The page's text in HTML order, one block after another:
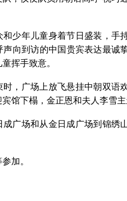
年儿童身着节日盛装，手
向到访的中国贵宾表达最诚
挥手致意。
广场上放飞悬挂中朝双语
馆下榻，金正恩和夫人李雪主
场和从金日成广场到锦绣
加。